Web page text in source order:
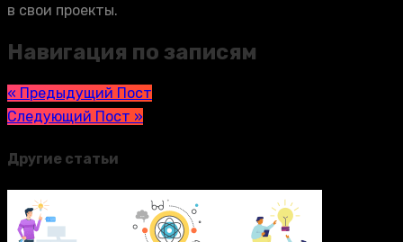
в свои проекты.
Навигация по записям
« Предыдущий Пост
Следующий Пост »
Другие статьи